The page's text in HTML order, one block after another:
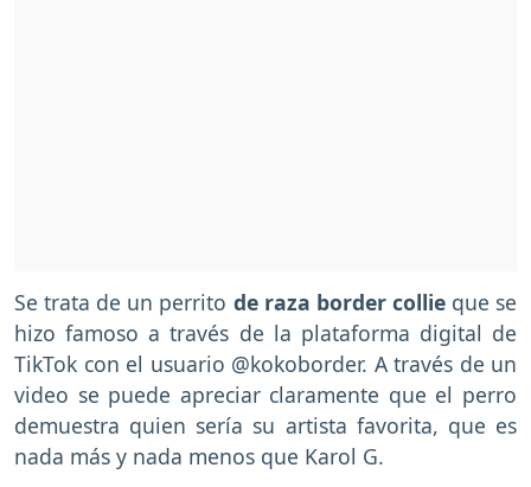
Se trata de un perrito de raza border collie que se
hizo famoso a través de la plataforma digital de
TikTok con el usuario @kokoborder. A través de un
video se puede apreciar claramente que el perro
demuestra quien sería su artista favorita, que es
nada más y nada menos que Karol G.